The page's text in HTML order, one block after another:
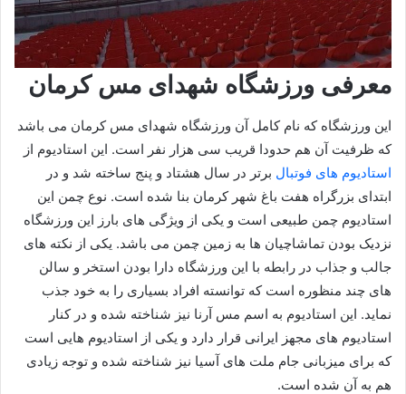
معرفی ورزشگاه شهدای مس کرمان
این ورزشگاه که نام کامل آن ورزشگاه شهدای مس کرمان می باشد
که ظرفیت آن هم حدودا قریب سی هزار نفر است. این استادیوم از
استادیوم های فوتبال برتر در سال هشتاد و پنج ساخته شد و در
ابتدای بزرگراه هفت باغ شهر کرمان بنا شده است. نوع چمن این
استادیوم چمن طبیعی است و یکی از ویژگی های بارز این ورزشگاه
نزدیک بودن تماشاچیان ها به زمین چمن می باشد. یکی از نکته های
جالب و جذاب در رابطه با این ورزشگاه دارا بودن استخر و سالن
های چند منظوره است که توانسته افراد بسیاری را به خود جذب
نماید. این استادیوم به اسم مس آرنا نیز شناخته شده و در کنار
استادیوم های مجهز ایرانی قرار دارد و یکی از استادیوم هایی است
که برای میزبانی جام ملت های آسیا نیز شناخته شده و توجه زیادی
هم به آن شده است.